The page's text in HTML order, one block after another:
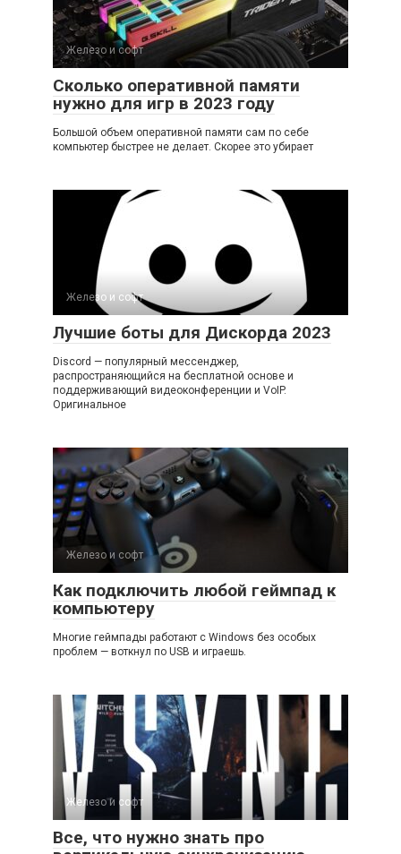
Железо и софт
Сколько оперативной памяти
нужно для игр в 2023 году
Большой объем оперативной памяти сам по себе
компьютер быстрее не делает. Скорее это убирает
Железо и софт
Лучшие боты для Дискорда 2023
Discord — популярный мессенджер,
распространяющийся на бесплатной основе и
поддерживающий видеоконференции и VoIP.
Оригинальное
Железо и софт
Как подключить любой геймпад к
компьютеру
Многие геймпады работают с Windows без особых
проблем — воткнул по USB и играешь.
Железо и софт
Все, что нужно знать про